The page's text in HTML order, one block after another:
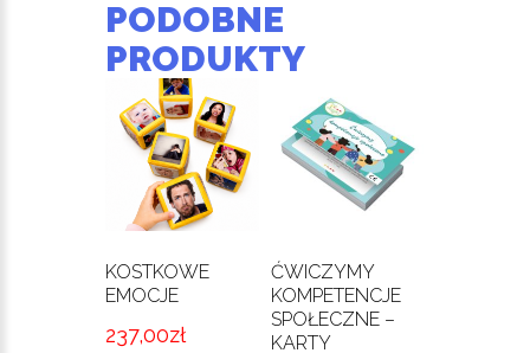
PODOBNE
PRODUKTY
KOSTKOWE
EMOCJE
237,00zł
ĆWICZYMY
KOMPETENCJE
SPOŁECZNE –
KARTY